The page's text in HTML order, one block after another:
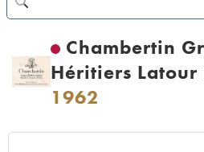
Chambertin
Héritiers Latour
1962